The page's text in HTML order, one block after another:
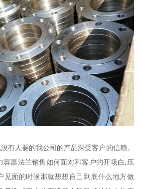
有人要的我公司的产品深受客户的信赖。
容器法兰销售如何面对和客户的开场白,压
见面的时候那就想想自己到底什么地方做